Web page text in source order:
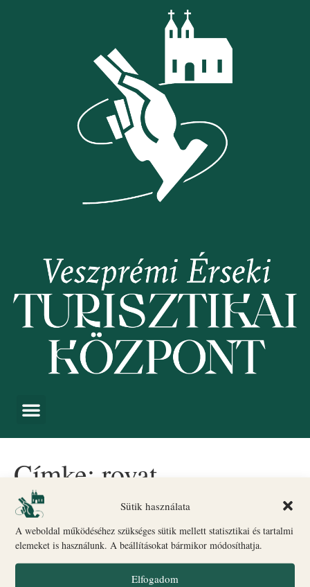
Sütik használata
A weboldal működéséhez szükséges sütik mellett statisztikai és tartalmi
elemeket is használunk. A beállításokat bármikor módosíthatja.
Elfogadom
Címke: rovat
Az utca emberét kérdeztük…